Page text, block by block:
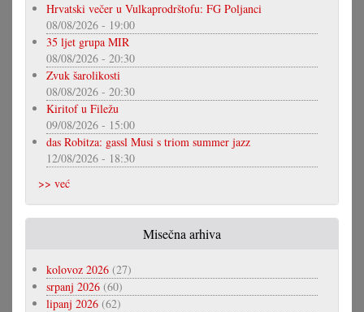
Hrvatski večer u Vulkaprodrštofu: FG Poljanci
08/08/2026 - 19:00
35 ljet grupa MIR
08/08/2026 - 20:30
Zvuk šarolikosti
08/08/2026 - 20:30
Kiritof u Filežu
09/08/2026 - 15:00
das Robitza: gassl Musi s triom summer jazz
12/08/2026 - 18:30
>> već
Misečna arhiva
kolovoz 2026 (27)
srpanj 2026 (60)
lipanj 2026 (62)